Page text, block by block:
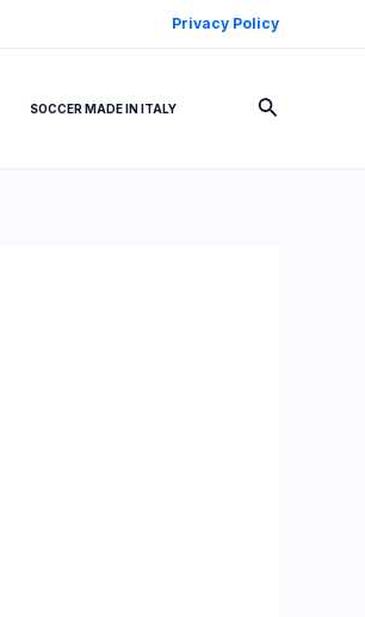
Privacy Policy
SOCCER MADE IN ITALY Cerca